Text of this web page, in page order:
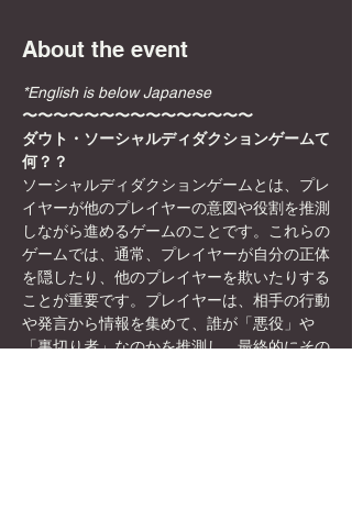
About the event
*English is below Japanese
〜〜〜〜〜〜〜〜〜〜〜〜〜〜〜
ダウト・ソーシャルディダクションゲームて
何？？
ソーシャルディダクションゲームとは、プレ
イヤーが他のプレイヤーの意図や役割を推測
しながら進めるゲームのことです。これらの
ゲームでは、通常、プレイヤーが自分の正体
を隠したり、他のプレイヤーを欺いたりする
ことが重要です。プレイヤーは、相手の行動
や発言から情報を集めて、誰が「悪役」や
「裏切り者」なのかを推測し、最終的にその